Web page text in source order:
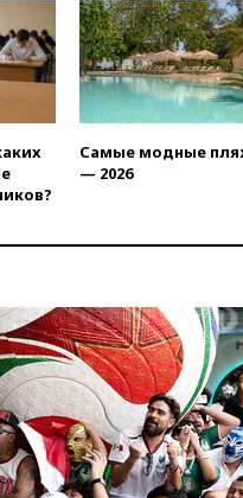
вчера, 19:00Путин уточнил
порядок присвоения
званий добровольцам
вчера, 18:50Euractiv: восток
Финляндии приходит в
вчера, 18:35В Жуковском и
аэропорту Геленджика
вчера, 18:21Зюганов
вчера, 18:15Четыре
пострадали при атаках ВСУ
Белгородскую область
вчера, 18:00 Совет мира
выбрал подрядчика для
строительства военной базы
Газе
Самые модные
— 2026